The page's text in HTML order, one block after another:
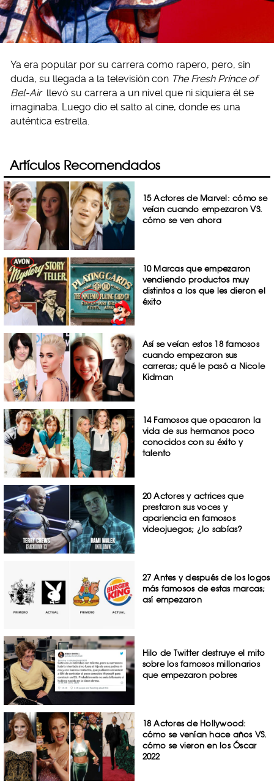
Ya era popular por su carrera como rapero, pero, sin
duda, su llegada a la televisión con The Fresh Prince of
Bel-Air llevó su carrera a un nivel que ni siquiera él se
imaginaba. Luego dio el salto al cine, donde es una
auténtica estrella.
Artículos Recomendados
15 Actores de Marvel: cómo se
veían cuando empezaron VS.
cómo se ven ahora
10 Marcas que empezaron
vendiendo productos muy
distintos a los que les dieron el
éxito
Así se veían estos 18 famosos
cuando empezaron sus
carreras; qué le pasó a Nicole
Kidman
14 Famosos que opacaron la
vida de sus hermanos poco
conocidos con su éxito y
talento
20 Actores y actrices que
prestaron sus voces y
apariencia en famosos
videojuegos; ¿lo sabías?
27 Antes y después de los logos
más famosos de estas marcas;
así empezaron
Hilo de Twitter destruye el mito
sobre los famosos millonarios
que empezaron pobres
18 Actores de Hollywood:
cómo se venían hace años VS.
cómo se vieron en los Óscar
2022